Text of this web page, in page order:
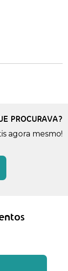
PROCURAVA?
agora mesmo!